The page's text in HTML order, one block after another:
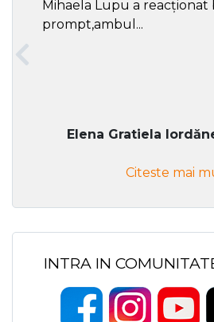
Mihaela Lupu a reacționat
prompt,ambul...
Elena Gratiela
Citeste mai
INTRA IN